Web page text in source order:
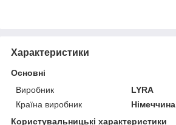
Характеристики
Основні
Виробник
LYRA
Країна виробник
Німеччина
Користувальницькі характеристики